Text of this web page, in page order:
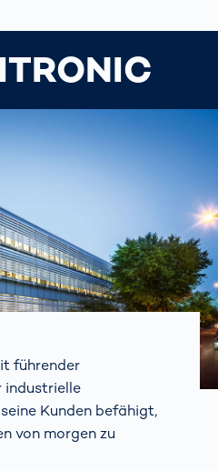
führender
industrielle
Kunden befähigt,
von morgen zu